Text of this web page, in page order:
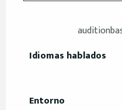
Idiomas hablados
Idiomas hablados
Entorno
Entorno